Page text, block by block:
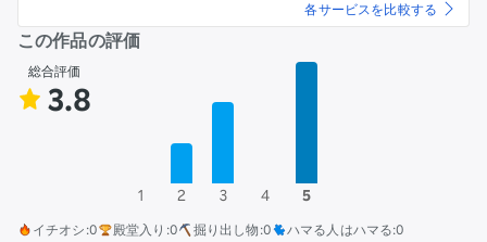
各サービスを比較する
この作品の評価
総合評価
3.8
1 2 3 4 5
イチオシ :0 殿堂入り :0 掘り出し物 :0 ハマる人はハマる:0